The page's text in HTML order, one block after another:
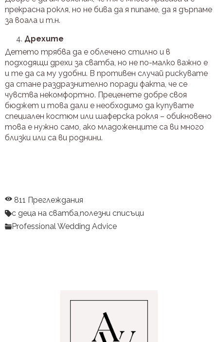
прекрасна рокля, но не бива да я пипаме, да я дърпаме
за воала и т.н.
Дрехите
Детето трябва да е облечено стилно и в
подходящи дрехи за сватба, но не по-малко важно е
и те да са му удобни. В противен случай рискувате
да стане раздразнително поради факта, че се
чувства некомфортно. Преценете добре своя
бюджет и това дали е необходимо да купувате
специален костюм или шаферска рокля – обикновено
това е нужно само, ако младоженците са ви много
близки или са ви роднини.
811 Преглеждания
с деца на сватба, полезни списъци
Professional Wedding Advice